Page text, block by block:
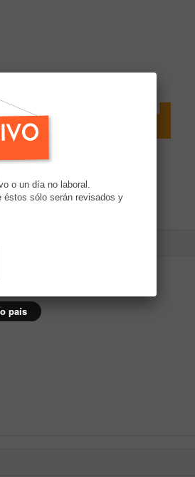
Costo de Envío
o un día no laboral.
éstos sólo serán revisados y
país